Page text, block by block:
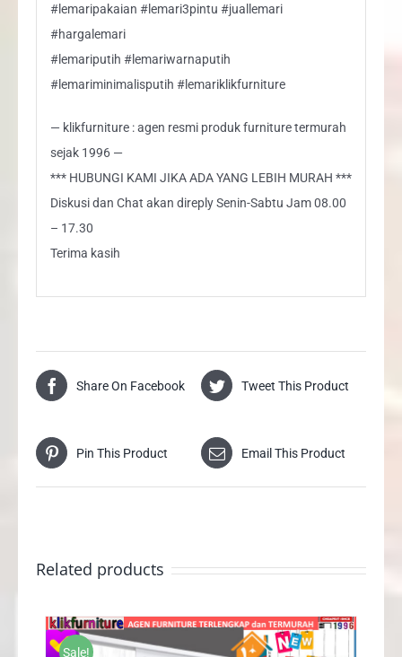
#lemaripakaian #lemari3pintu #juallemari
#hargalemari
#lemariputih #lemariwarnaputih
#lemariminimalisputih #lemariklikfurniture
— klikfurniture : agen resmi produk furniture termurah
sejak 1996 —
*** HUBUNGI KAMI JIKA ADA YANG LEBIH MURAH ***
Diskusi dan Chat akan direply Senin-Sabtu Jam 08.00
– 17.30
Terima kasih
Share On Facebook Tweet This Product
Pin This Product Email This Product
Related products
Sale!